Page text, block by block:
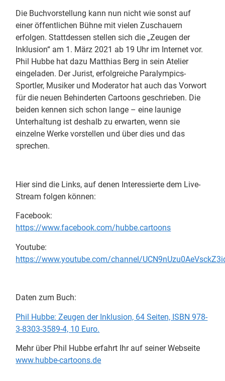
Die Buchvorstellung kann nun nicht wie sonst auf
einer öffentlichen Bühne mit vielen Zuschauern
erfolgen. Stattdessen stellen sich die „Zeugen der
Inklusion“ am 1. März 2021 ab 19 Uhr im Internet vor.
Phil Hubbe hat dazu Matthias Berg in sein Atelier
eingeladen. Der Jurist, erfolgreiche Paralympics-
Sportler, Musiker und Moderator hat auch das Vorwort
für die neuen Behinderten Cartoons geschrieben. Die
beiden kennen sich schon lange – eine launige
Unterhaltung ist deshalb zu erwarten, wenn sie
einzelne Werke vorstellen und über dies und das
sprechen.
Hier sind die Links, auf denen Interessierte dem Live-
Stream folgen können:
Facebook:
https://www.facebook.com/hubbe.cartoons
Youtube:
https://www.youtube.com/channel/
Daten zum Buch:
Phil Hubbe: Zeugen der Inklusion, 64 Seiten, ISBN 978-
3-8303-3589-4, 10 Euro.
Mehr über Phil Hubbe erfahrt Ihr auf seiner Webseite
www.hubbe-cartoons.de